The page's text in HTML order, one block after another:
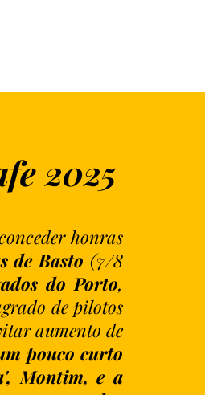
2025
honras
de Basto (7/8
do Porto,
de pilotos
aumento de
pouco curto
Montim, e a